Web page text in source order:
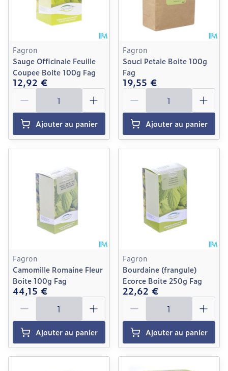
Fagron
Sauge Officinale Feuille
Coupee Boite 100g Fag
12,92 €
Quantité
Ajouter au panier
Fagron
Souci Petale Boite 100g
Fag
19,55 €
Quantité
Ajouter au panier
Fagron
Camomille Romaine Fleur
Boite 100g Fag
44,15 €
Quantité
Ajouter au panier
Fagron
Bourdaine (frangule)
Ecorce Boite 250g Fag
22,62 €
Quantité
Ajouter au panier